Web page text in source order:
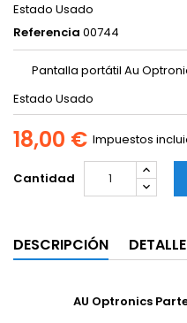
Estado Usado
Referencia 00744
Pantalla portátil Au
Estado Usado
18,00 € Impuestos
Cantidad
DESCRIPCIÓN
AU Optronics